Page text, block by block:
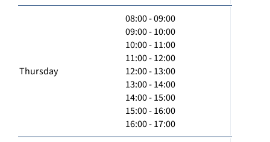
Thursday
08:00 - 09:00
09:00 - 10:00
10:00 - 11:00
11:00 - 12:00
12:00 - 13:00
13:00 - 14:00
14:00 - 15:00
15:00 - 16:00
16:00 - 17:00